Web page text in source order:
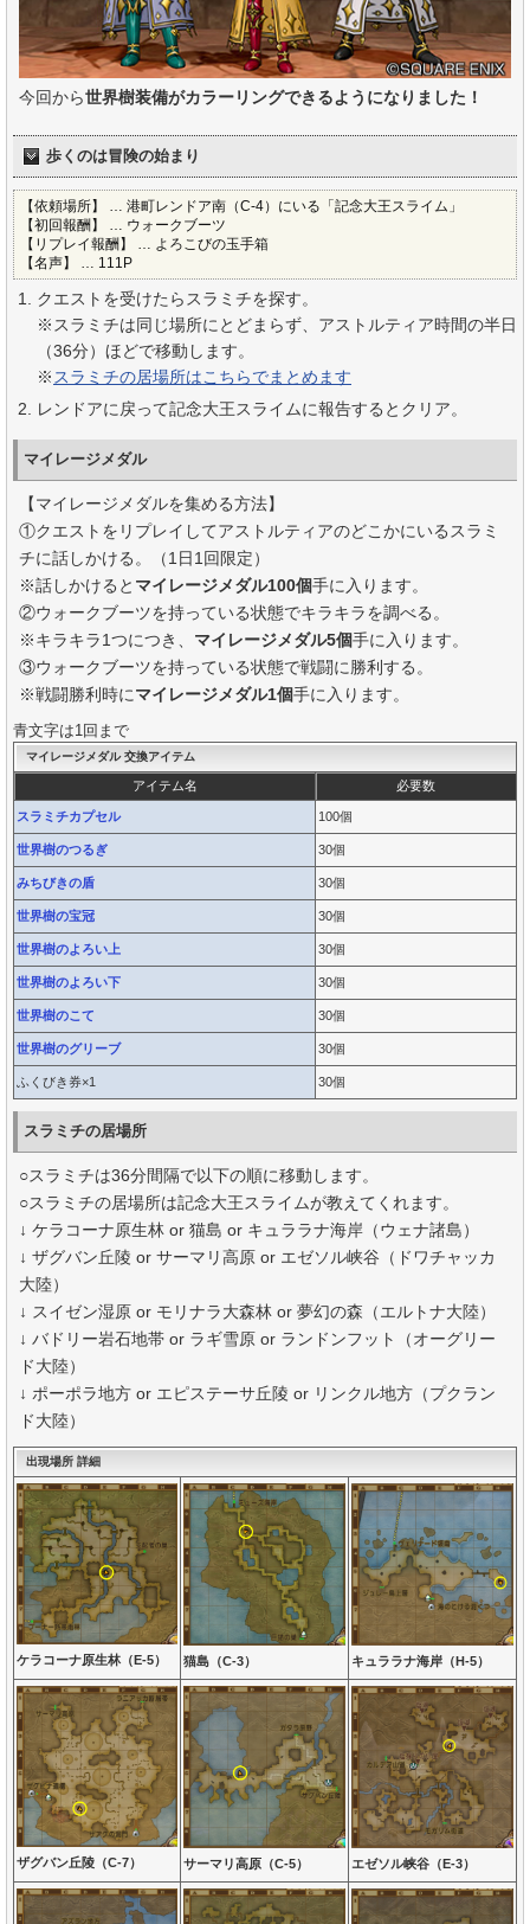
今回から世界樹装備がカラーリングできるようになりました！
歩くのは冒険の始まり
【依頼場所】 … 港町レンドア南（C-4）にいる「記念大王スライム」
【初回報酬】 … ウォークブーツ
【リプレイ報酬】 … よろこびの玉手箱
【名声】 … 111P
クエストを受けたらスラミチを探す。
※スラミチは同じ場所にとどまらず、アストルティア時間の半日
（36分）ほどで移動します。
※ スラミチの居場所はこちらでまとめます
レンドアに戻って記念大王スライムに報告するとクリア。
マイレージメダル
【マイレージメダルを集める方法】
①クエストをリプレイしてアストルティアのどこかにいるスラミ
チに話しかける。（1日1回限定）
※話しかけると マイレージメダル100個手に入ります。
②ウォークブーツを持っている状態でキラキラを調べる。
※キラキラ1つにつき、 マイレージメダル5個手に入ります。
③ウォークブーツを持っている状態で戦闘に勝利する。
※戦闘勝利時にマイレージメダル1個手に入ります。
青文字は1回まで
マイレージメダル 交換アイテム
アイテム名 必要数
スラミチカプセル 100個
世界樹のつるぎ 30個
みちびきの盾 30個
世界樹の宝冠 30個
世界樹のよろい上 30個
世界樹のよろい下 30個
世界樹のこて 30個
世界樹のグリーブ 30個
ふくびき券×1 30個
スラミチの居場所
○スラミチは36分間隔で以下の順に移動します。
○スラミチの居場所は記念大王スライムが教えてくれます。
↓ ケラコーナ原生林 or 猫島 or キュララナ海岸（ウェナ諸島）
↓ ザグバン丘陵 or サーマリ高原 or エゼソル峡谷（ドワチャッカ
大陸）
↓ スイゼン湿原 or モリナラ大森林 or 夢幻の森（エルトナ大陸）
↓ バドリー岩石地帯 or ラギ雪原 or ランドンフット（オーグリー
ド大陸）
↓ ポーポラ地方 or エピステーサ丘陵 or リンクル地方（プクラン
ド大陸）
出現場所 詳細
ケラコーナ原生林（E-5） 猫島（C-3） キュララナ海岸（H-5）
ザグバン丘陵（C-7） サーマリ高原（C-5） エゼソル峡谷（E-3）